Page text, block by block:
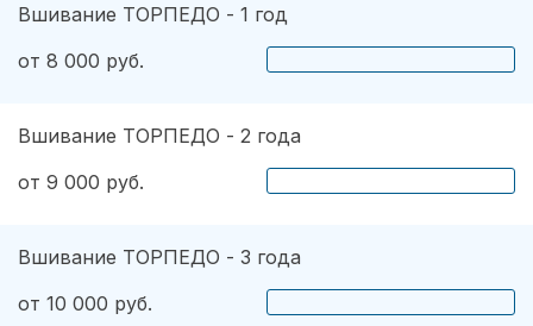
Вшивание ТОРПЕДО - 1 год
от 8 000 руб.
Вшивание ТОРПЕДО - 2 года
от 9 000 руб.
Вшивание ТОРПЕДО - 3 года
от 10 000 руб.